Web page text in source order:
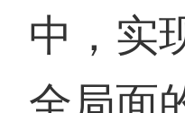
中，实
全局面